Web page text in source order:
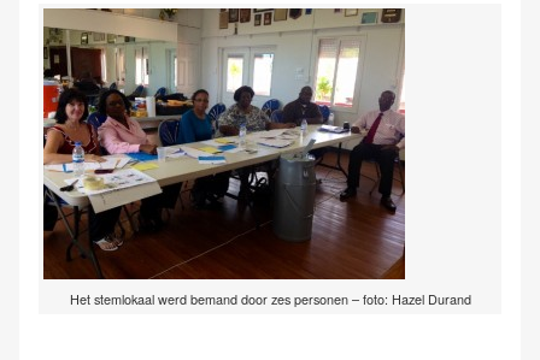
Het stemlokaal werd bemand door zes personen – foto: Hazel Durand